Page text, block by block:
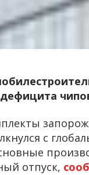
с
отпуск,